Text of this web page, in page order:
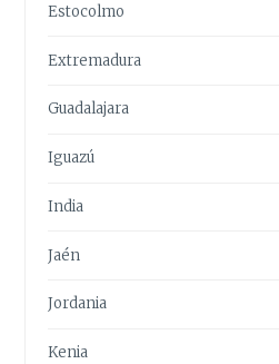
Estocolmo
Extremadura
Guadalajara
Iguazú
India
Jaén
Jordania
Kenia